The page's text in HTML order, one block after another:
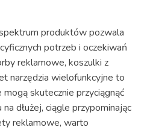
produktów pozwala
potrzeb i oczekiwań
reklamowe, koszulki z
narzędzia wielofunkcyjne to
skutecznie przyciągnąć
dłużej, ciągle przypominając
reklamowe, warto